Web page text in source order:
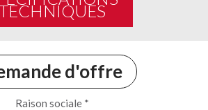
d'offre
Raison sociale *